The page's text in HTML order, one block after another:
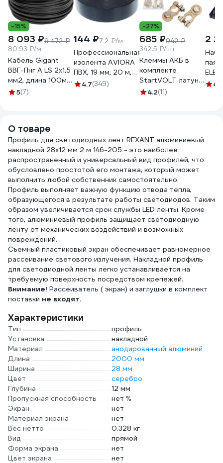
-15%
8 093 ₽9 472 ₽
80.93 ₽/м
Кабель Gigant
ВВГ-Пнг А LS 2x1,5
мм2, длина 100м
ГОСТ GCAB-03
5(7)
144 ₽7.2 ₽/м
Профессиональная
изолента AVIORA
ПВХ, 19 мм, 20 м,
черная 305-030
4.7(349)
-27%
685 ₽942 ₽
342.5 ₽/шт
Клеммы АКБ в
комплекте
StartVOLT латунь,
болт, 10 мм SBT
4.2(11)
2
4.8
О товаре
Профиль для светодиодных лент REXANT алюминиевый
накладной 28x12 мм 2 м 146-205 - это наиболее
распространенный и универсальный вид профилей, что
обусловлено простотой его монтажа, который может
выполнить любой собственник самостоятельно.
Профиль выполняет важную функцию отвода тепла,
образующегося в результате работы светодиодов. Таким
образом увеличивается срок службы LED ленты. Кроме
того, алюминиевый профиль защищает светодиодную
ленту от механических воздействий и возможных
повреждений.
Съемный пластиковый экран обеспечивает равномерное
рассеивание светового излучения. Накладной профиль
для светодиодной ленты легко устанавливается на
требуемую поверхность посредством крепежей.
Внимание! Рассеиватель ( экран) и заглушки в комплект
поставки не входят.
Характеристики
Тип
профиль
Установка
накладной
Материал
анодированный алюминий
Длина
2000 мм
Ширина
28 мм
Цвет
серебро
Глубина
12 мм
Пропускная способность
нет %
Экран
нет
Материал экрана
нет
Вес нетто
0.328 кг
Вид
прямой
Форма экрана
нет
Цвет экрана
нет